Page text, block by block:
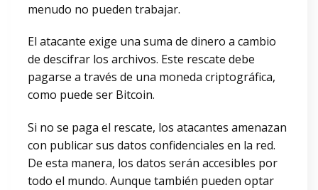
menudo no pueden trabajar.
El atacante exige una suma de dinero a cambio
de descifrar los archivos. Este rescate debe
pagarse a través de una moneda criptográfica,
como puede ser Bitcoin.
Si no se paga el rescate, los atacantes amenazan
con publicar sus datos confidenciales en la red.
De esta manera, los datos serán accesibles por
todo el mundo. Aunque también pueden optar